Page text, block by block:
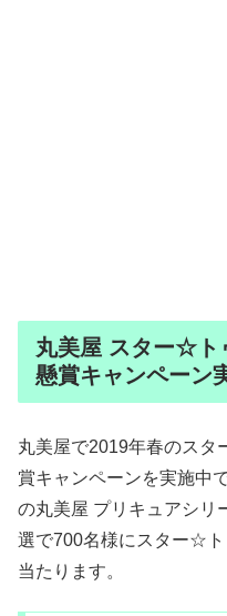
丸美屋 スター☆ト
懸賞キャンペーン
丸美屋で2019年春のス
賞キャンペーンを実施中
の丸美屋 プリキュアシリ
選で700名様にスター☆
当たります。